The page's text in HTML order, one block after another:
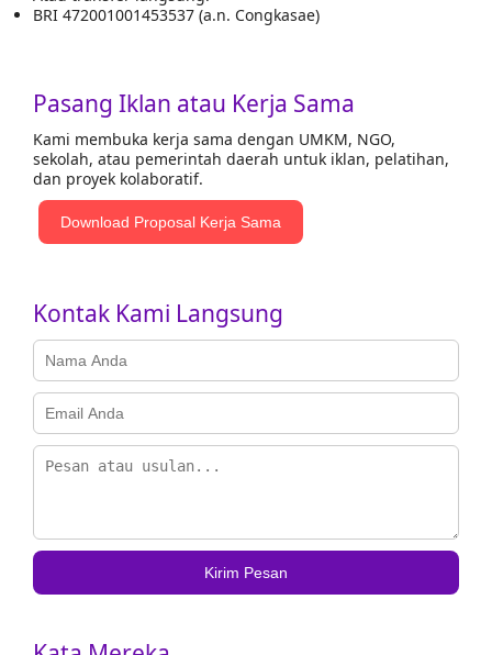
BRI 472001001453537 (a.n. Congkasae)
Pasang Iklan atau Kerja Sama
Kami membuka kerja sama dengan UMKM, NGO,
sekolah, atau pemerintah daerah untuk iklan, pelatihan,
dan proyek kolaboratif.
Download Proposal Kerja Sama
Kontak Kami Langsung
Kirim Pesan